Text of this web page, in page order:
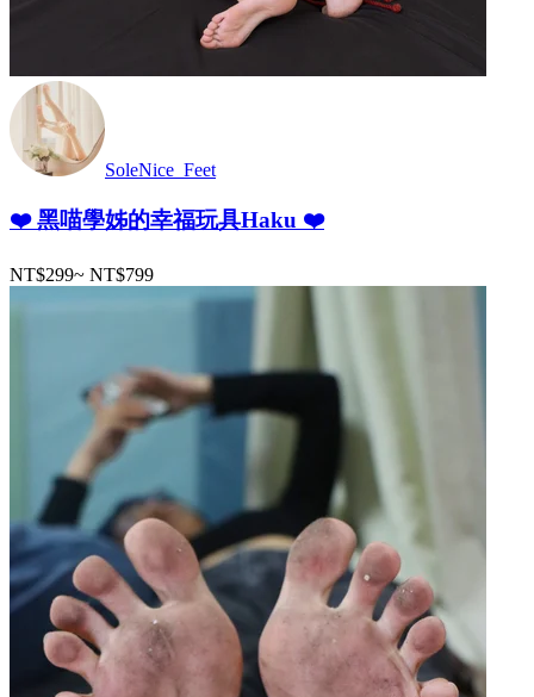
SoleNice_Feet
❤️ 黑喵學姊的幸福玩具Haku ❤️
NT$299~ NT$799